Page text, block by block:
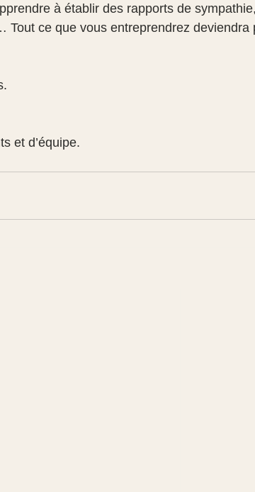
à établir des rapports de
ce que vous entreprendrez deviendra
et d’équipe.